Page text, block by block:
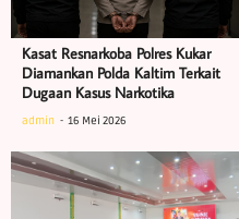
Kasat Resnarkoba Polres Kukar
Diamankan Polda Kaltim Terkait
Dugaan Kasus Narkotika
admin 16 Mei 2026